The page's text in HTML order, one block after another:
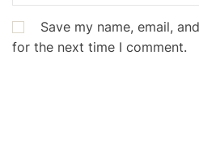
Save my name, email,
for the next time I comment.